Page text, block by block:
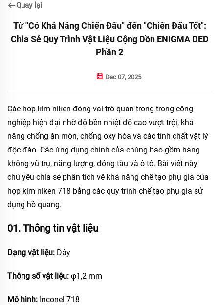
Quay lại
Từ "Có Khả Năng Chiến Đấu" đến "Chiến Đấu Tốt":
Chia Sẻ Quy Trình Vật Liệu Cộng Dồn ENIGMA DED
Phần 2
Dec 07, 2025
Các hợp kim niken đóng vai trò quan trọng trong công
nghiệp hiện đại nhờ độ bền nhiệt độ cao vượt trội, khả
năng chống ăn mòn, chống oxy hóa và các tính chất vật lý
độc đáo. Các ứng dụng chính của chúng bao gồm hàng
không vũ trụ, năng lượng, đóng tàu và ô tô. Bài viết này
chủ yếu chia sẻ phân tích về khả năng chế tạo phụ gia của
hợp kim niken 718 bằng các quy trình chế tạo phụ gia sử
dụng hồ quang.
01. Thông tin vật liệu
Dạng vật liệu: Dây
Thông số vật liệu: φ1,2 mm
Mô hình: Inconel 718